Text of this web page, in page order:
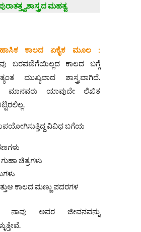
ಮಹತ್ವ
ಕಾಲದ ಏಕೈಕ ಮೂಲ :
ಬರವಣಿಗೆಯಿಲ್ಲದ ಕಾಲದ ಬಗ್ಗೆ
ಮುಖ್ಯವಾದ ಶಾಸ್ತ್ರವಾಗಿದೆ.
ಮಾನವರು ಯಾವುದೇ ಲಿಖಿತ
ವಿವಿಧ ಬಗೆಯ
ಚಿತ್ರಗಳು
ಕಾಲದ ಮಣ್ಣು ಪದರಗಳ
ನಾವು ಅವರ ಜೀವನವನ್ನು